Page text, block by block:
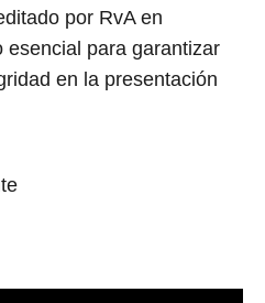
por RvA en
para garantizar
en la presentación